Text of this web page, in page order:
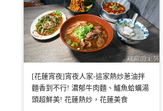
[花蓮宵夜]宵夜人家-這家熱炒蔥油拌
麵香到不行! 濃郁牛肉麵、鱸魚蛤蠣湯
頭超鮮美! 花蓮熱炒，花蓮美食